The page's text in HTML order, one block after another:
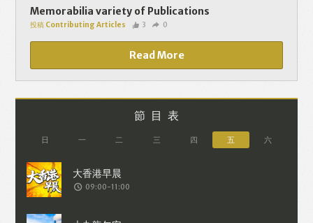
容許或屬法例規定，否則未經你事先同
意，你的個人資料不會作其他用途。如果
決定提供個人資料，即表示您同意我們將
該資料傳送並儲存。 熱血時報會根據用戶
廣告目標人士的標準），而發送目標廣
告。不會因為你與廣告作出互動或觀看一
個目標廣告而向廣告客戶提供任何用戶的
個人資料。 但如果你觀看或與該廣告作出
互動，則表示你同意廣告客戶有可能假設
你符合該廣告目標客戶群的標準。熱血時
Memorabilia variety of Publications
投稿 Contributing Articles 3 0
Read More
節目表
日 一 二 三 四 五 六
09:00-11:00